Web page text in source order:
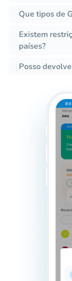
Que tipos de
Existem
países?
Posso